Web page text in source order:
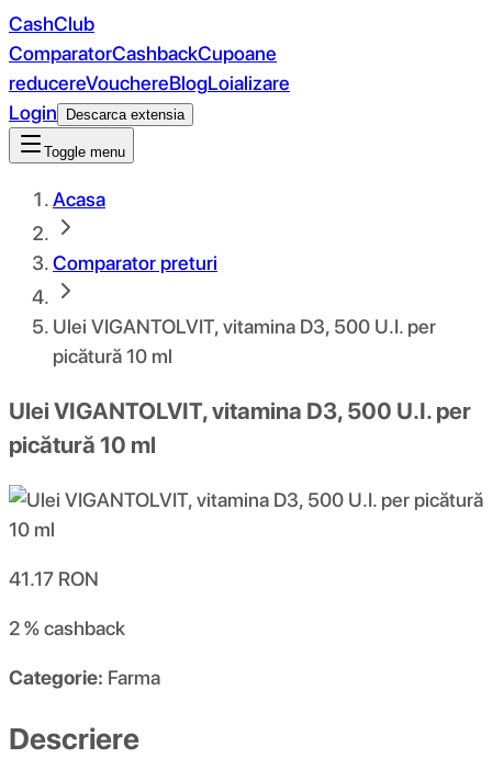
CashClub
ComparatorCashbackCupoane
reducereVouchereBlogLoializare
Login
Descarca extensia
Toggle menu
Acasa
Comparator preturi
Ulei VIGANTOLVIT, vitamina D3, 500 U.I. per
picătură 10 ml
Ulei VIGANTOLVIT, vitamina D3, 500 U.I. per
picătură 10 ml
41.17 RON
2 %cashback
Categorie: Farma
Descriere